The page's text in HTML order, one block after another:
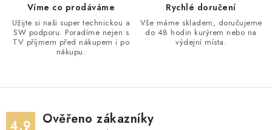
Víme co prodáváme
Užijte si naši super technickou a
SW podporu. Poradíme nejen s
TV příjmem před nákupem i po
nákupu.
Rychlé doručení
Vše máme skladem, doručujeme
do 48 hodin kurýrem nebo na
výdejní místa.
4.9 Ověřeno zákazníky